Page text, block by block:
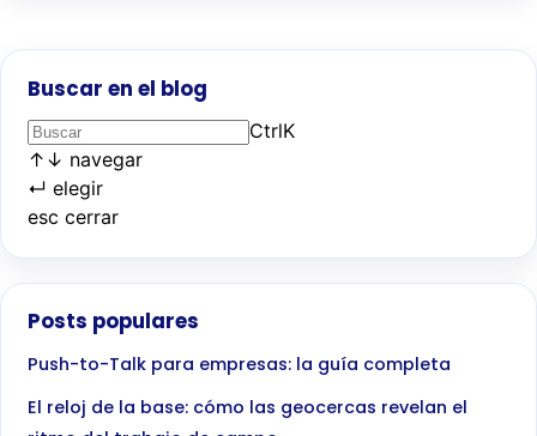
Buscar en el blog
CtrlK
↑ ↓ navegar
↵ elegir
esc cerrar
Posts populares
Push-to-Talk para empresas: la guía completa
El reloj de la base: cómo las geocercas revelan el